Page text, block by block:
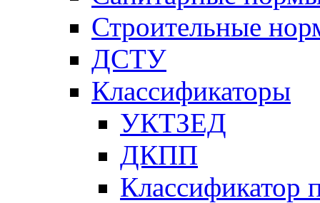
Строительные
ДСТУ
Классификаторы
УКТЗЕД
ДКПП
Классификатор